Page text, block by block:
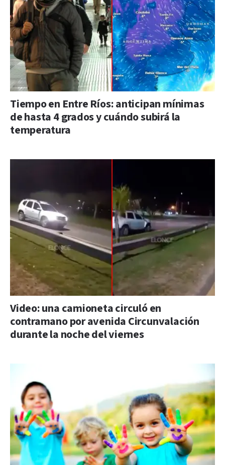
Tiempo en Entre Ríos: anticipan mínimas
de hasta 4 grados y cuándo subirá la
temperatura
Video: una camioneta circuló en
contramano por avenida Circunvalación
durante la noche del viernes